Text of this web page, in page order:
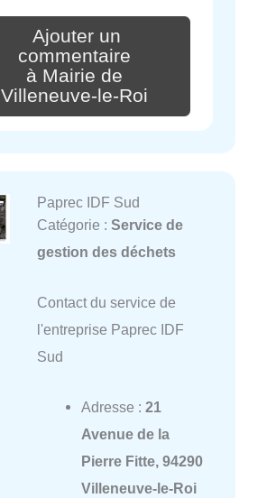
Ajouter un
commentaire
à Mairie de
Villeneuve-le-Roi
Paprec IDF Sud
Catégorie : Service de
gestion des déchets
Contact du service de
l'entreprise Paprec IDF
Sud
Adresse : 21
Avenue de la
Pierre Fitte, 94290
Villeneuve-le-Roi